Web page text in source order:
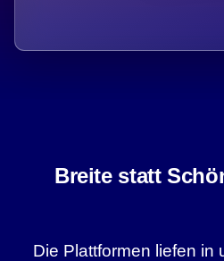
Breite statt
Die Plattformen liefen in